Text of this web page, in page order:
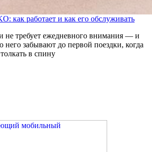
как работает и как его обслуживать
не требует ежедневного внимания — и
него забывают до первой поездки, когда
в спину